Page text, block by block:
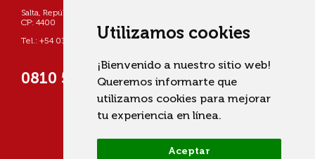
Utilizamos cookies
¡Bienvenido a nuestro sitio web!
Queremos informarte que
utilizamos cookies para mejorar
tu experiencia en línea.
Aceptar
Salta, República Argentina
CP: 4400
Tel.: +54 0387 4268800
0810 555 822725 (UCASAL)